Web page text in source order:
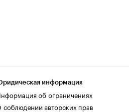
информация
об ограничениях
соблюдении авторских прав